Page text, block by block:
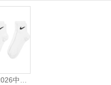
NIKE耐克2026中性U NK LTWT QT 3PR短袜优惠装SX4706-101